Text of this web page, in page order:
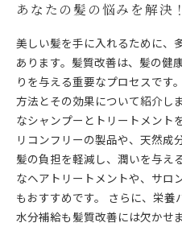
あなたの髪の悩みを解決
美しい髪を手に入れるために、
あります。髪質改善は、髪の健
りを与える重要なプロセスです
方法とその効果について紹介し
なシャンプーとトリートメント
リコンフリーの製品や、天然成
髪の負担を軽減し、潤いを与え
なヘアトリートメントや、サロ
もおすすめです。 さらに、栄
水分補給も髪質改善には欠かせ